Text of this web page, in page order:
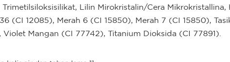
Lilin Mirokristalin/Cera
(CI 12085), Merah 6 (CI 15850), Merah 7 (CI 15850),
Mangan (CI 77742), Titanium Dioksida (CI 77891).